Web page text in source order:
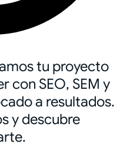
tu proyecto
con SEO, SEM y
a resultados.
y descubre